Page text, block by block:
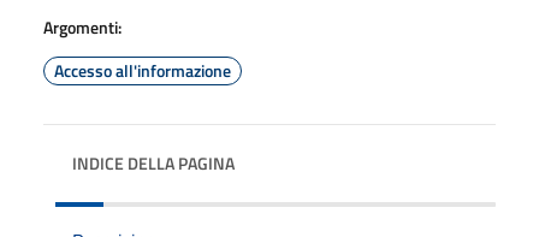
Argomenti:
Accesso all'informazione
INDICE DELLA PAGINA